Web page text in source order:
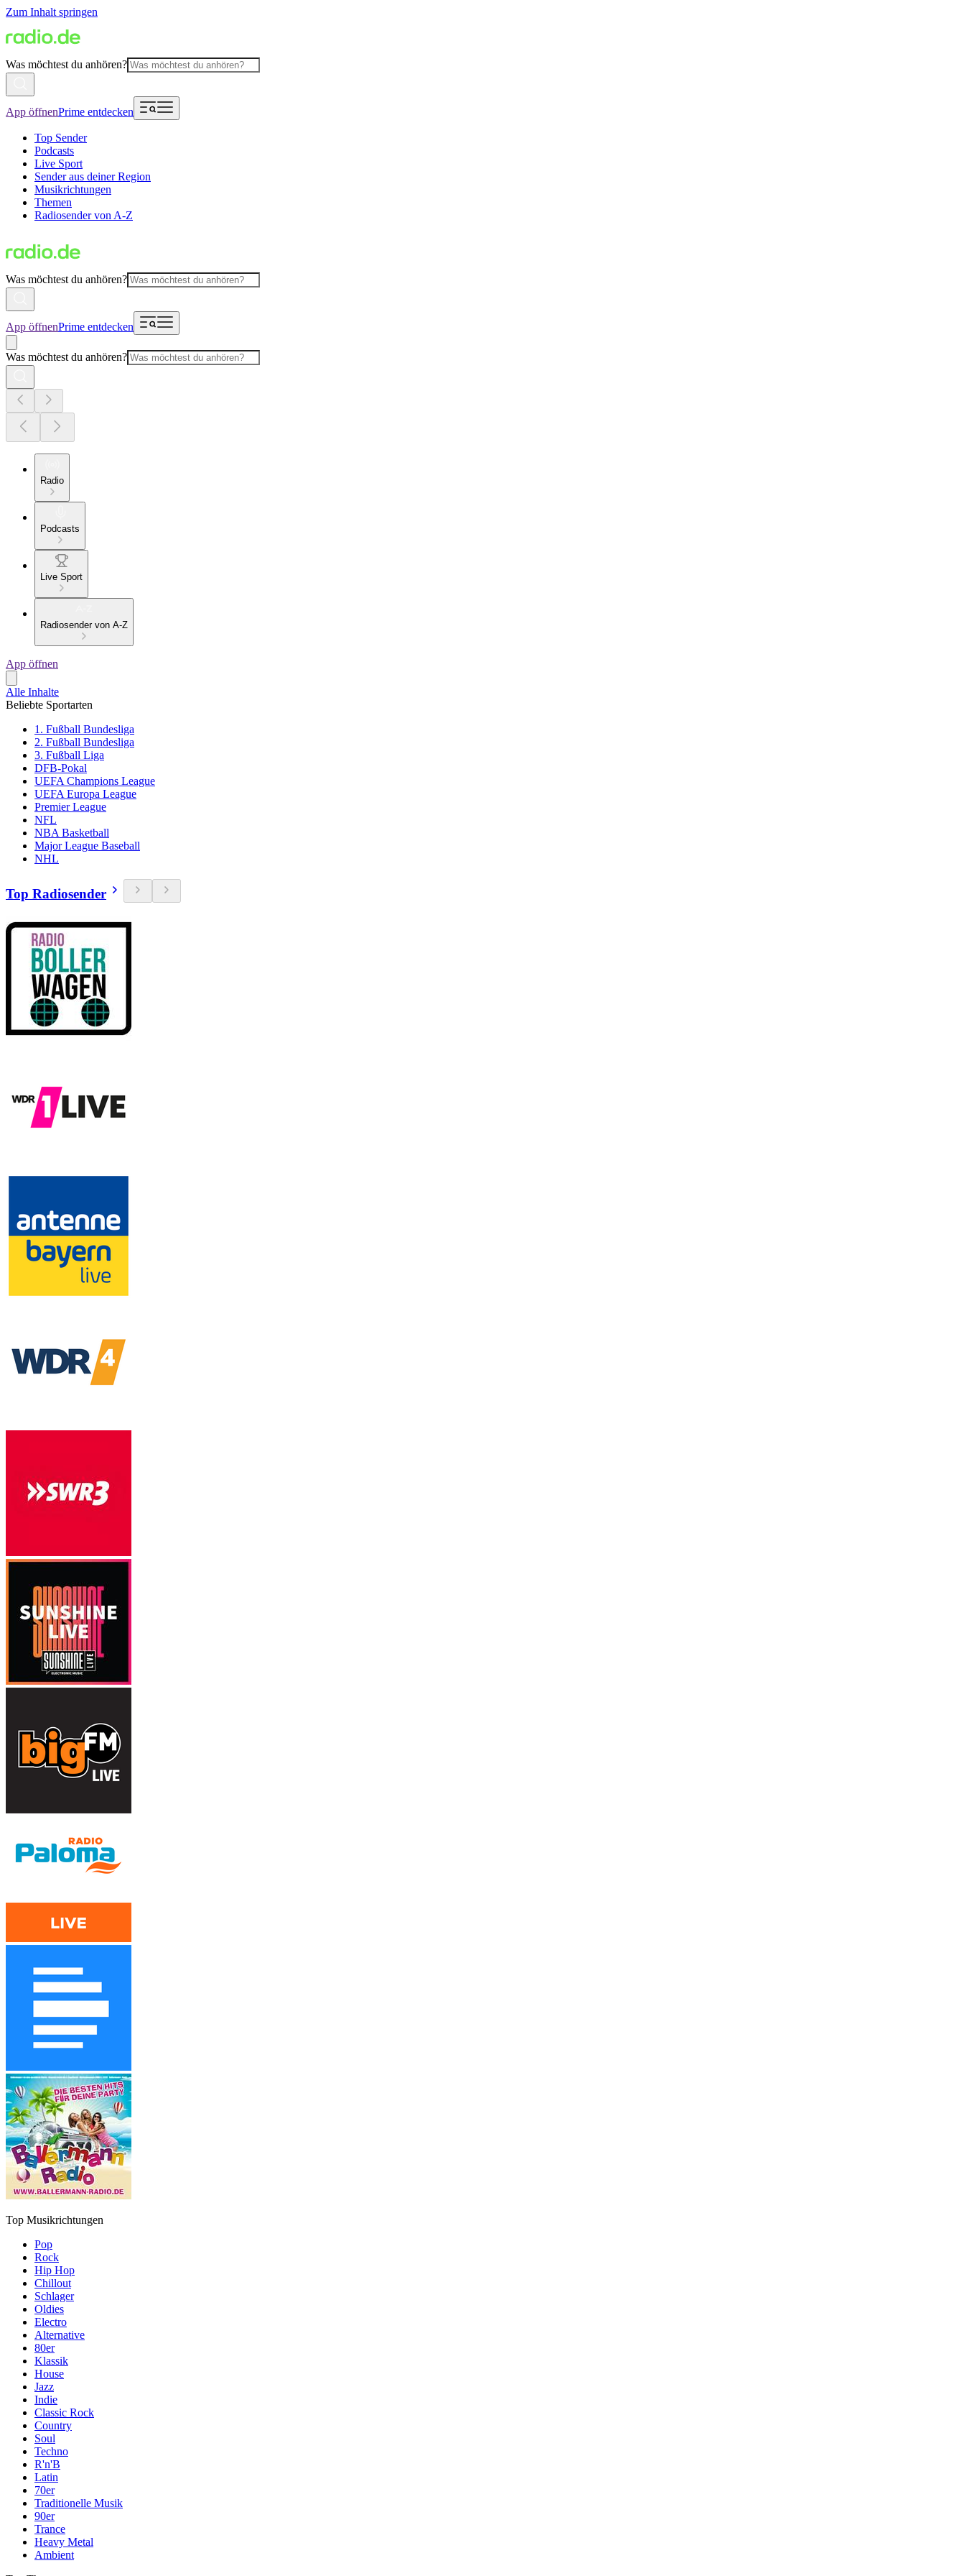
Zum Inhalt springen
Was möchtest du anhören?
App öffnenPrime entdecken
Top Sender
Podcasts
Live Sport
Sender aus deiner Region
Musikrichtungen
Themen
Radiosender von A-Z
Was möchtest du anhören?
App öffnenPrime entdecken
Was möchtest du anhören?
Radio
Podcasts
Live Sport
Radiosender von A-Z
App öffnen
Alle Inhalte
Beliebte Sportarten
1. Fußball Bundesliga
2. Fußball Bundesliga
3. Fußball Liga
DFB-Pokal
UEFA Champions League
UEFA Europa League
Premier League
NFL
NBA Basketball
Major League Baseball
NHL
Top Radiosender
Top Musikrichtungen
Pop
Rock
Hip Hop
Chillout
Schlager
Oldies
Electro
Alternative
80er
Klassik
House
Jazz
Indie
Classic Rock
Country
Soul
Techno
R'n'B
Latin
70er
Traditionelle Musik
90er
Trance
Heavy Metal
Ambient